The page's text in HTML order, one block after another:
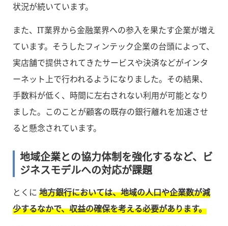
状況が続いています。
また、IT業界から金融業界への参入を果たす企業が増え
ています。そうしたフィンテック企業の台頭によって、
実店舗で提供されてきたサービスや決済などがインタ
ーネット上で行われるようになりました。その結果、
手数料が低く、時間に左右されない利用が可能となり
ました。このことが顧客の既存の銀行離れを加速させ
ると懸念されています。
地域企業との協力体制を強化するなど、ビ
ジネスモデルへの対応が課題
とくに 地方銀行においては、地域の人口や企業数が減
少するなかで、収益の確保を考える必要があります。